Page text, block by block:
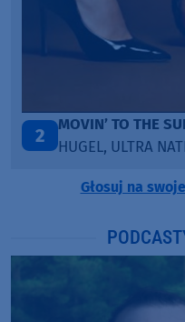
3
TAŃCZ!
BLETKA
Głosuj na